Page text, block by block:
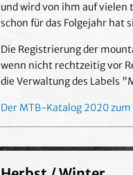
und wird von ihm auf
schon für das Folgejahr hat
Die Registrierung der
wenn nicht rechtzeitig vor
die Verwaltung des Labels
Der MTB-Katalog 2020